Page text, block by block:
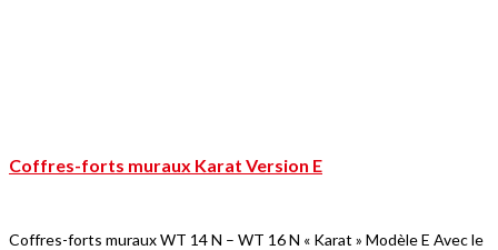
Coffres-forts muraux Karat Version E
Coffres-forts muraux WT 14 N – WT 16 N « Karat » Modèle E Avec le